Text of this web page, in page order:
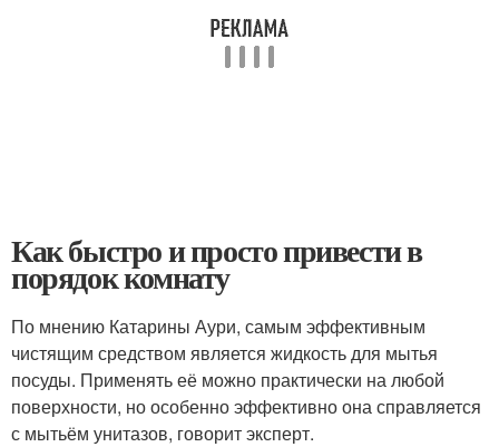
Как быстро и просто привести в
порядок комнату
По мнению Катарины Аури, самым эффективным
чистящим средством является жидкость для мытья
посуды. Применять её можно практически на любой
поверхности, но особенно эффективно она справляется
с мытьём унитазов, говорит эксперт.